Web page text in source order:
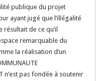
publique du projet
ayant jugé que l’illégalité
de ce qu’il
remarquable du
la réalisation d’un
n’est pas fondée à soutenir